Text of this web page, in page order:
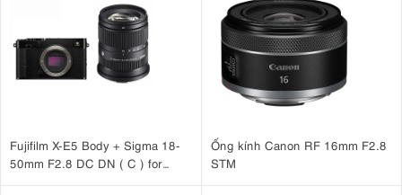
Fujifilm X-E5 Body + Sigma 18-
50mm F2.8 DC DN ( C ) for
Ống kính Canon RF 16mm F2.8
STM